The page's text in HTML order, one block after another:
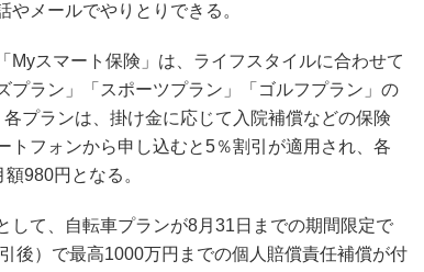
メールでやりとりできる。
スマート保険」は、ライフスタイルに合わせて
プラン」「スポーツプラン」「ゴルフプラン」の
プランは、掛け金に応じて入院補償などの保険
トフォンから申し込むと5％割引が適用され、各
980円となる。
て、自転車プランが8月31日までの期間限定で
後）で最高1000万円までの個人賠償責任補償が付